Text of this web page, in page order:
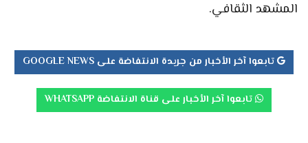
المشهد الثقافي.
تابعوا آخر الأخبار من جريدة الانتفاضة على GOOGLE NEWS
تابعوا آخر الأخبار على قناة الانتفاضة WHATSAPP